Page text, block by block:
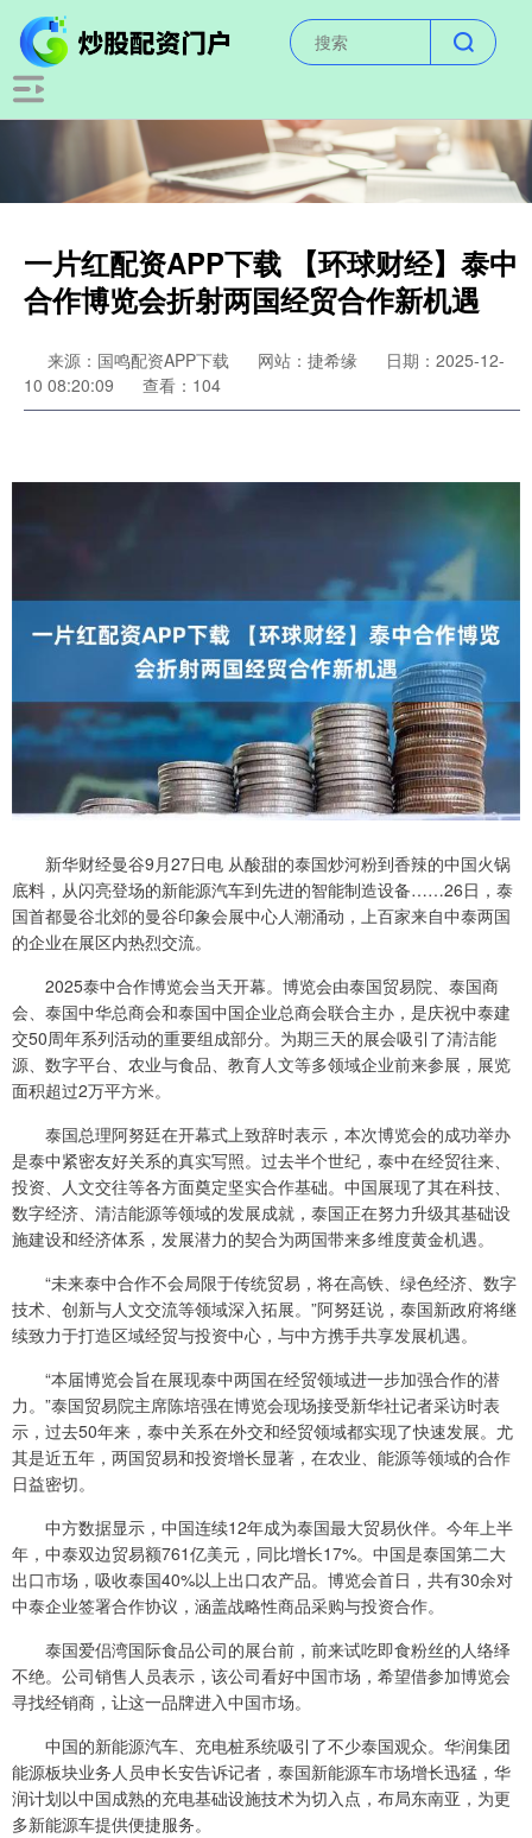
一片红配资APP下载 【环球财经】泰中
合作博览会折射两国经贸合作新机遇
来源：国鸣配资APP下载 网站：捷希缘
日期：2025-12-
10 08:20:09
查看：104
新华财经曼谷9月27日电 从酸甜的泰国炒河粉到香辣的中国火锅
底料，从闪亮登场的新能源汽车到先进的智能制造设备……26日，泰
国首都曼谷北郊的曼谷印象会展中心人潮涌动，上百家来自中泰两国
的企业在展区内热烈交流。
2025泰中合作博览会当天开幕。博览会由泰国贸易院、泰国商
会、泰国中华总商会和泰国中国企业总商会联合主办，是庆祝中泰建
交50周年系列活动的重要组成部分。为期三天的展会吸引了清洁能
源、数字平台、农业与食品、教育人文等多领域企业前来参展，展览
面积超过2万平方米。
泰国总理阿努廷在开幕式上致辞时表示，本次博览会的成功举办
是泰中紧密友好关系的真实写照。过去半个世纪，泰中在经贸往来、
投资、人文交往等各方面奠定坚实合作基础。中国展现了其在科技、
数字经济、清洁能源等领域的发展成就，泰国正在努力升级其基础设
施建设和经济体系，发展潜力的契合为两国带来多维度黄金机遇。
“未来泰中合作不会局限于传统贸易，将在高铁、绿色经济、数字
技术、创新与人文交流等领域深入拓展。”阿努廷说，泰国新政府将继
续致力于打造区域经贸与投资中心，与中方携手共享发展机遇。
“本届博览会旨在展现泰中两国在经贸领域进一步加强合作的潜
力。”泰国贸易院主席陈培强在博览会现场接受新华社记者采访时表
示，过去50年来，泰中关系在外交和经贸领域都实现了快速发展。尤
其是近五年，两国贸易和投资增长显著，在农业、能源等领域的合作
日益密切。
中方数据显示，中国连续12年成为泰国最大贸易伙伴。今年上半
年，中泰双边贸易额761亿美元，同比增长17%。中国是泰国第二大
出口市场，吸收泰国40%以上出口农产品。博览会首日，共有30余对
中泰企业签署合作协议，涵盖战略性商品采购与投资合作。
泰国爱侣湾国际食品公司的展台前，前来试吃即食粉丝的人络绎
不绝。公司销售人员表示，该公司看好中国市场，希望借参加博览会
寻找经销商，让这一品牌进入中国市场。
中国的新能源汽车、充电桩系统吸引了不少泰国观众。华润集团
能源板块业务人员申长安告诉记者，泰国新能源车市场增长迅猛，华
润计划以中国成熟的充电基础设施技术为切入点，布局东南亚，为更
多新能源车提供便捷服务。